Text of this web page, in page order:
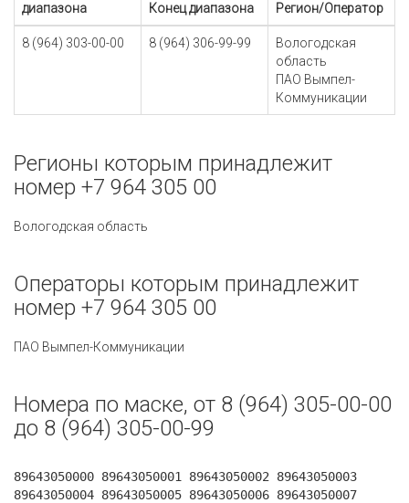
диапазона
Конец диапазона Регион/Оператор
8 (964) 303-00-00 8 (964) 306-99-99
Вологодская
область
ПАО Вымпел-
Коммуникации
Регионы которым принадлежит
номер +7 964 305 00
Вологодская область
Операторы которым принадлежит
номер +7 964 305 00
ПАО Вымпел-Коммуникации
Номера по маске, от 8 (964) 305-00-00
до 8 (964) 305-00-99
89643050000 89643050001 89643050002 89643050003
89643050004 89643050005 89643050006 89643050007